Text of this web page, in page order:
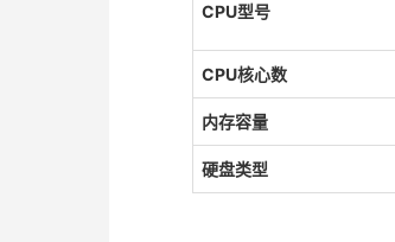
CPU型号
CPU核心数
内存容量
硬盘类型